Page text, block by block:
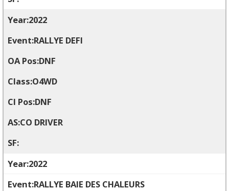
2022
RALLYE DEFI
DNF
O4WD
DNF
CO DRIVER
2022
RALLYE BAIE DES CHALEURS